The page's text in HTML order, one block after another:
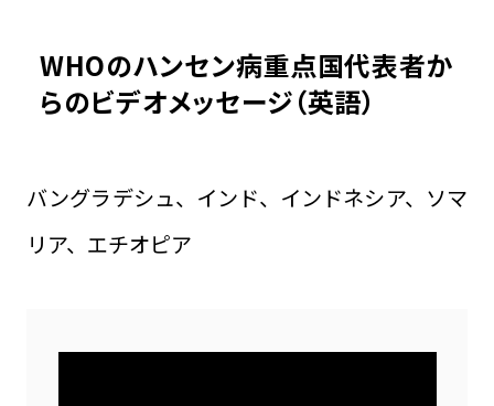
WHOのハンセン病重点国代表者か
らのビデオメッセージ（英語）
バングラデシュ、インド、インドネシア、ソマ
リア、エチオピア